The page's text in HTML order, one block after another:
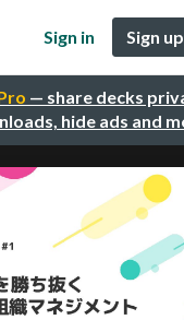
— share decks
hide ads and
Sign in Sign